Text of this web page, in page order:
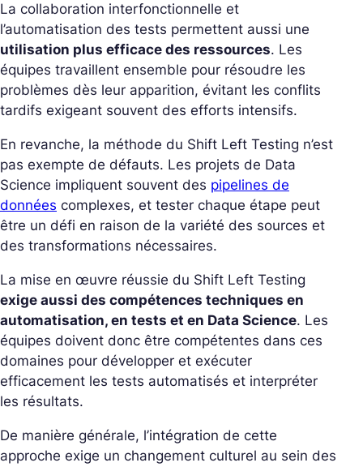
La collaboration interfonctionnelle et
l’automatisation des tests permettent aussi une
utilisation plus efficace des ressources. Les
équipes travaillent ensemble pour résoudre les
problèmes dès leur apparition, évitant les conflits
tardifs exigeant souvent des efforts intensifs.
En revanche, la méthode du Shift Left Testing n’est
pas exempte de défauts. Les projets de Data
Science impliquent souvent des pipelines de
données complexes, et tester chaque étape peut
être un défi en raison de la variété des sources et
des transformations nécessaires.
La mise en œuvre réussie du Shift Left Testing
exige aussi des compétences techniques en
automatisation, en tests et en Data Science. Les
équipes doivent donc être compétentes dans ces
domaines pour développer et exécuter
efficacement les tests automatisés et interpréter
les résultats.
De manière générale, l’intégration de cette
approche exige un changement culturel au sein des